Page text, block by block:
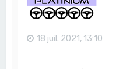
18 juil. 2021, 13:10